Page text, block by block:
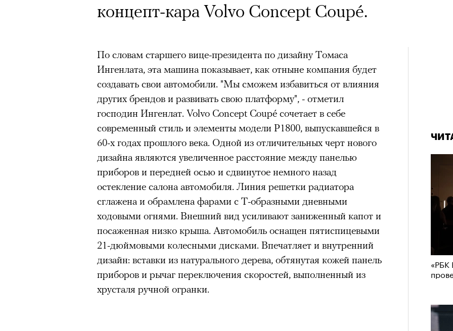
«РБК
концепт-кара Volvo Concept Coupé.
По словам старшего вице-президента по дизайну Томаса
Ингенлата, эта машина показывает, как отныне компания будет
создавать свои автомобили. "Мы сможем избавиться от влияния
других брендов и развивать свою платформу", - отметил
господин Ингенлат. Volvo Concept Coupé сочетает в себе
современный стиль и элементы модели P1800, выпускавшейся в
60-х годах прошлого века. Одной из отличительных черт нового
дизайна являются увеличенное расстояние между панелью
приборов и передней осью и сдвинутое немного назад
остекление салона автомобиля. Линия решетки радиатора
сглажена и обрамлена фарами с Т-образными дневными
ходовыми огнями. Внешний вид усиливают заниженный капот и
посаженная низко крыша. Автомобиль оснащен пятиспицевыми
21-дюймовыми колесными дисками. Впечатляет и внутренний
дизайн: вставки из натурального дерева, обтянутая кожей панель
приборов и рычаг переключения скоростей, выполненный из
хрусталя ручной огранки.